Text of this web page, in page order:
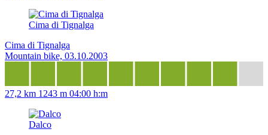
Cima di Tignalga
Cima di Tignalga
Mountain bike, 03.10.2003
27,2 km 1243 m 04:00 h:m
Dalco